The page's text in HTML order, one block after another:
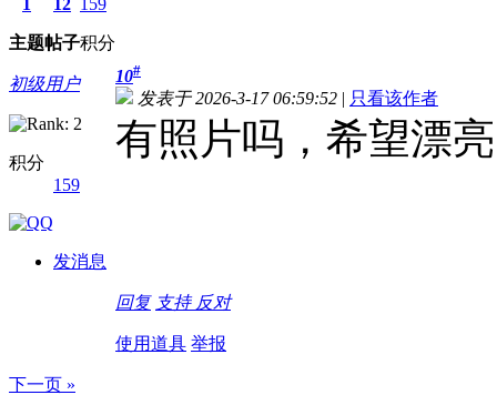
主题帖子积分
初级用户
积分
159
发消息
10#
发表于 2026-3-17 06:59:52 | 只看该作者
有照片吗，希望漂亮
回复 支持 反对
使用道具 举报
下一页 »